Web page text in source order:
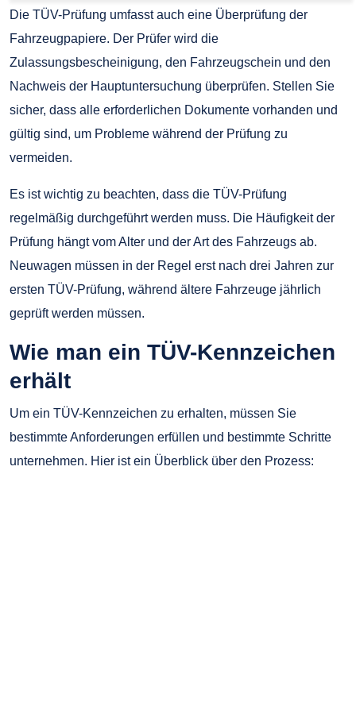
Die TÜV-Prüfung umfasst auch eine Überprüfung der
Fahrzeugpapiere. Der Prüfer wird die
Zulassungsbescheinigung, den Fahrzeugschein und den
Nachweis der Hauptuntersuchung überprüfen. Stellen Sie
sicher, dass alle erforderlichen Dokumente vorhanden und
gültig sind, um Probleme während der Prüfung zu
vermeiden.
Es ist wichtig zu beachten, dass die TÜV-Prüfung
regelmäßig durchgeführt werden muss. Die Häufigkeit der
Prüfung hängt vom Alter und der Art des Fahrzeugs ab.
Neuwagen müssen in der Regel erst nach drei Jahren zur
ersten TÜV-Prüfung, während ältere Fahrzeuge jährlich
geprüft werden müssen.
Wie man ein TÜV-Kennzeichen
erhält
Um ein TÜV-Kennzeichen zu erhalten, müssen Sie
bestimmte Anforderungen erfüllen und bestimmte Schritte
unternehmen. Hier ist ein Überblick über den Prozess: